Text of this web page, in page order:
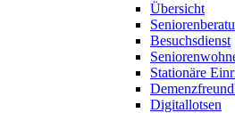
Übersicht
Besuchsdienst
Stationäre
Digitallotsen